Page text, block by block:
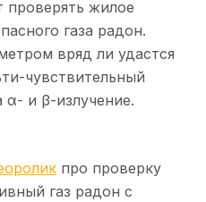
проверять жилое
газа радон.
вряд ли удастся
чувствительный
и β-излучение.
про проверку
газ радон с